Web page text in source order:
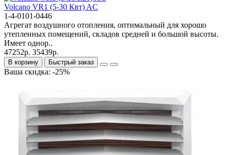
Volcano VR1 (5-30 Квт) AC
1-4-0101-0446
Агрегат воздушного отопления, оптимальный для хорошо
утепленных помещений, складов средней и большой высоты.
Имеет однор..
47252р. 35439р.
В корзину Быстрый заказ
Ваша скидка: -25%